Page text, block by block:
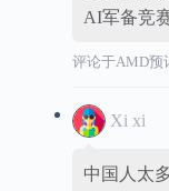
AI军备竞
评论于AMD预计
Xi xi
中国人太